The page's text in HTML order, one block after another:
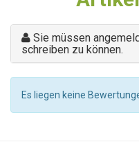
Sie müssen
schreiben zu können.
Es liegen keine